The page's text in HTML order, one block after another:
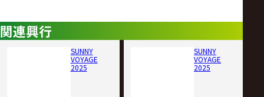
関連興行
SUNNY
VOYAGE
2025
SUNNY
VOYAGE
2025